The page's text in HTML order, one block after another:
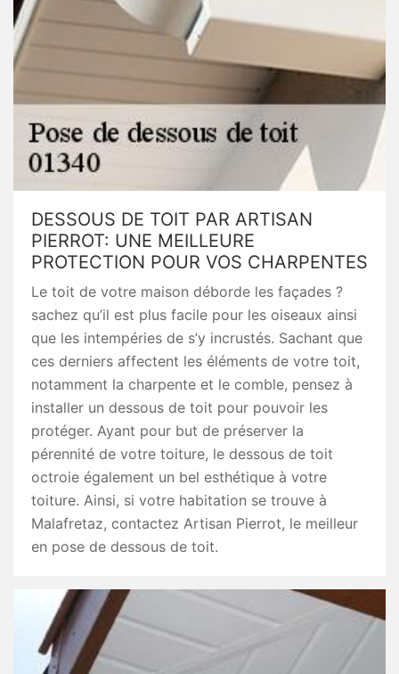
DESSOUS DE TOIT PAR ARTISAN
PIERROT: UNE MEILLEURE
PROTECTION POUR VOS CHARPENTES
Le toit de votre maison déborde les façades ?
sachez qu’il est plus facile pour les oiseaux ainsi
que les intempéries de s’y incrustés. Sachant que
ces derniers affectent les éléments de votre toit,
notamment la charpente et le comble, pensez à
installer un dessous de toit pour pouvoir les
protéger. Ayant pour but de préserver la
pérennité de votre toiture, le dessous de toit
octroie également un bel esthétique à votre
toiture. Ainsi, si votre habitation se trouve à
Malafretaz, contactez Artisan Pierrot, le meilleur
en pose de dessous de toit.